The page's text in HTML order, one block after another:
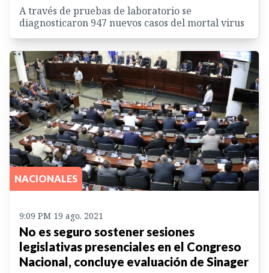
A través de pruebas de laboratorio se
diagnosticaron 947 nuevos casos del mortal virus
NACIONALES
9:09 PM 19 ago. 2021
No es seguro sostener sesiones
legislativas presenciales en el Congreso
Nacional, concluye evaluación de Sinager